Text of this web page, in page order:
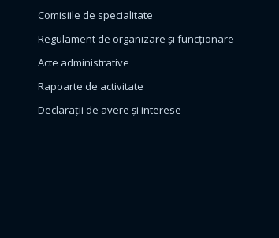
Comisiile de specialitate
Regulament de organizare și funcționare
Acte administrative
Rapoarte de activitate
Declarații de avere și interese